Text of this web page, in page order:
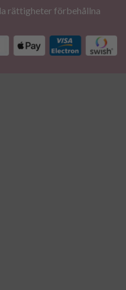
rättigheter förbehållna